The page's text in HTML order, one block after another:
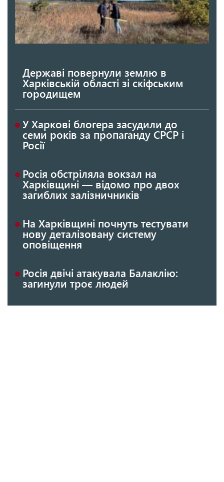
Державі повернули землю в
Харківській області зі скіфським
городищем
У Харкові блогера засудили до
семи років за пропаганду СРСР і
Росії
Росія обстріляла вокзал на
Харківщині — відомо про двох
загиблих залізничників
На Харківщині почнуть тестувати
нову деталізовану систему
оповіщення
Росія двічі атакувала Балаклію:
загинули троє людей